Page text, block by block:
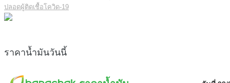
ปลอดผู้ติดเชื้อโควิด-19
ราคาน้ำมันวันนี้